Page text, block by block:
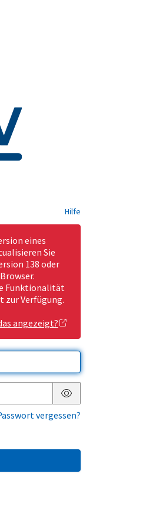
Hilfe
eines
Sie
138 oder
Funktionalität
zur Verfügung.
angezeigt?
Passwort anzeigen
vergessen?